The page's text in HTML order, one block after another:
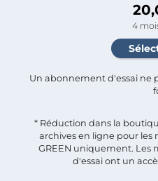
4
Un abonnement d'essai ne
* Réduction dans la
archives en ligne pour les
GREEN uniquement.
d'essai ont un